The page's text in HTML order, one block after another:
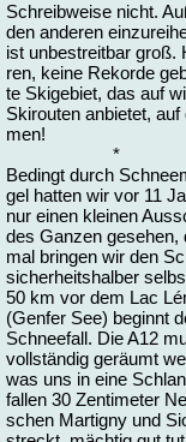
Schreib­wei­se nicht.
den an­de­ren
ist un­be­streit­bar groß.
ren, kei­ne Re­kor­de
te Ski­ge­biet, das auf
Ski­rou­ten an­bie­tet,
men!
*
Be­dingt durch
gel hat­ten wir vor 11
nur ei­nen klei­nen
des Gan­zen
mal brin­gen wir den
si­cher­heits­hal­ber
50 km vor dem Lac
(Gen­fer See) be­ginnt
Schnee­fall. Die A12
voll­stän­dig ge­räumt
was uns in ei­ne
fal­len 30 Zen­ti­me­ter
schen Mar­tigny und